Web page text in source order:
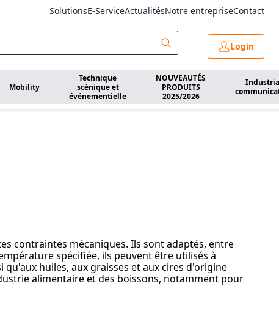
SolutionsE-ServiceActualitésNotre entrepriseContact
Login
Mobility
Technique
scénique et
événementielle
NOUVEAUTÉS
PRODUITS
2025/2026
contraintes mécaniques. Ils sont adaptés, entre
spécifiée, ils peuvent être utilisés à
huiles, aux graisses et aux cires d'origine
alimentaire et des boissons, notamment pour